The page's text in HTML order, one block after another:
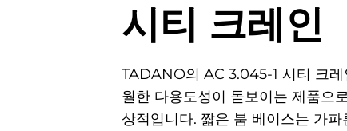
시티 크레인
TADANO의 AC 3.045-1 시티 크
월한 다용도성이 돋보이는 제품으
상적입니다. 짧은 붐 베이스는 가